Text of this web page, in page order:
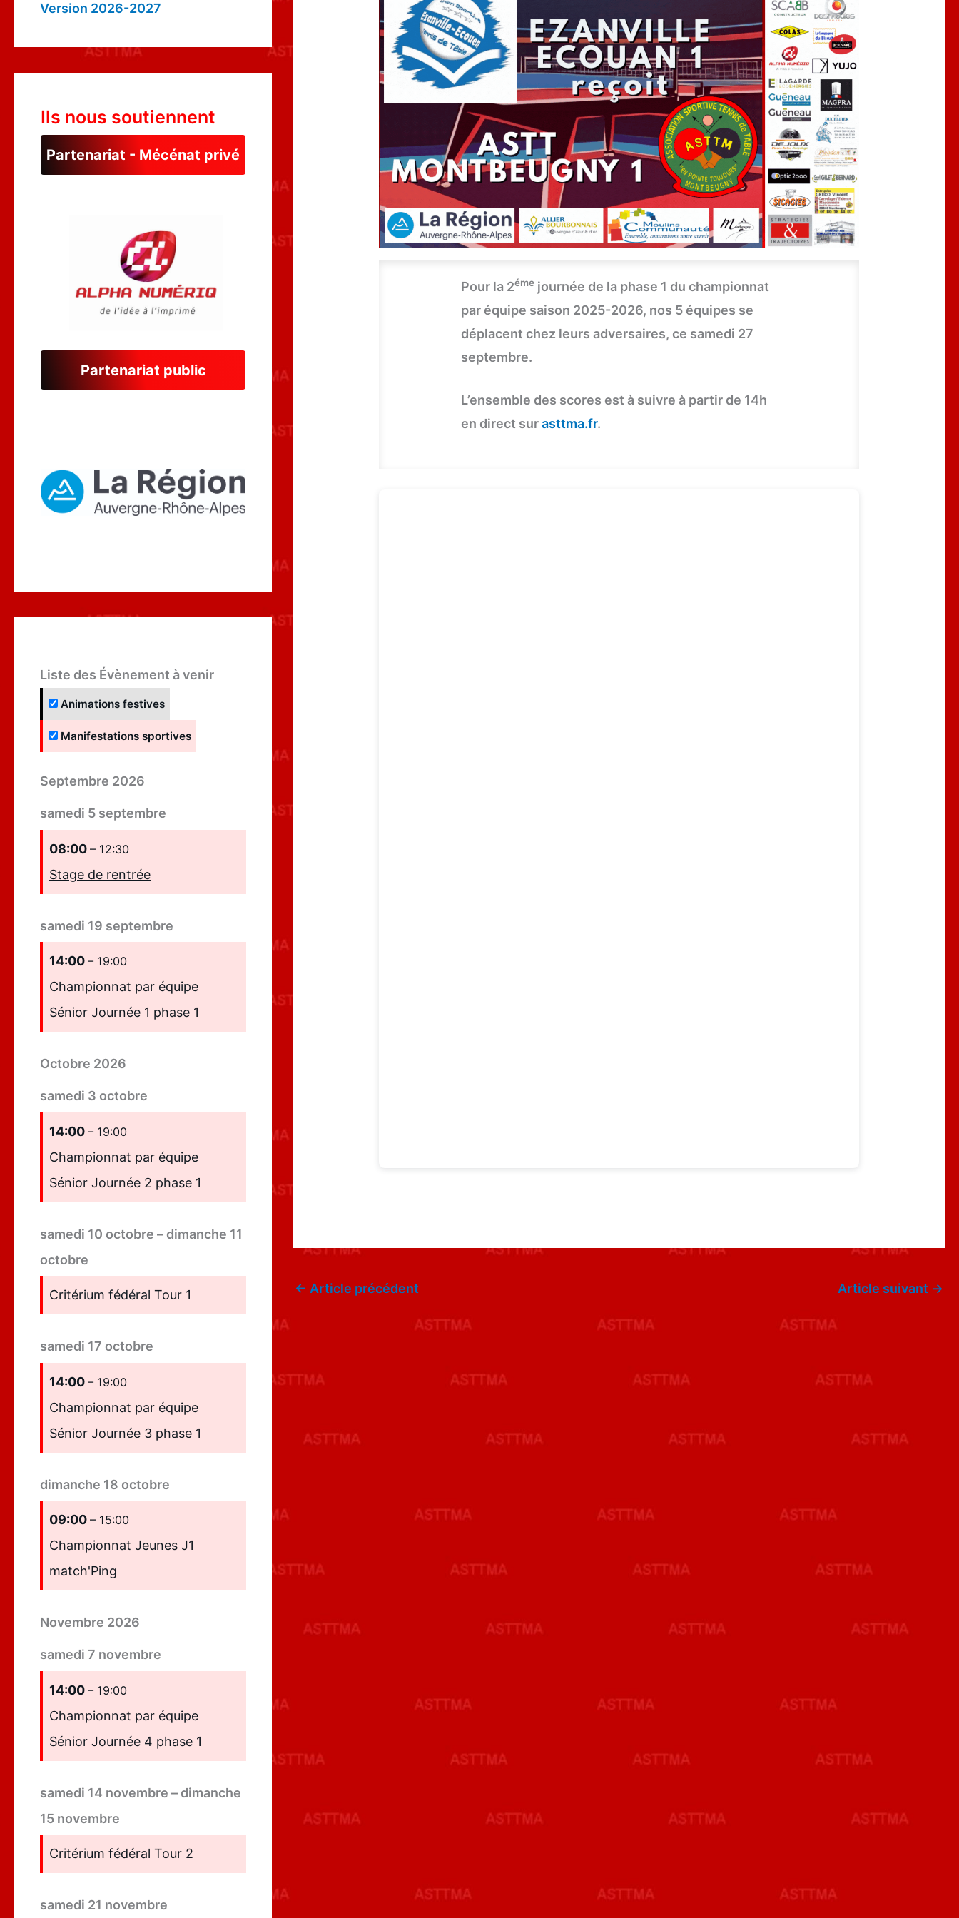
Version 2026-2027
Ils nous soutiennent
Partenariat - Mécénat privé
Partenariat public
Liste des Évènement à venir
Animations festives
Manifestations sportives
Septembre 2026
samedi 5 septembre
08:00 – 12:30
Stage de rentrée
samedi 19 septembre
14:00 – 19:00
Championnat par équipe
Sénior Journée 1 phase 1
Octobre 2026
samedi 3 octobre
14:00 – 19:00
Championnat par équipe
Sénior Journée 2 phase 1
samedi 10 octobre – dimanche 11
octobre
Critérium fédéral Tour 1
samedi 17 octobre
14:00 – 19:00
Championnat par équipe
Sénior Journée 3 phase 1
dimanche 18 octobre
09:00 – 15:00
Championnat Jeunes J1
match'Ping
Novembre 2026
samedi 7 novembre
14:00 – 19:00
Championnat par équipe
Sénior Journée 4 phase 1
samedi 14 novembre – dimanche
15 novembre
Critérium fédéral Tour 2
samedi 21 novembre
Pour la 2éme journée de la phase 1 du championnat
par équipe saison 2025-2026, nos 5 équipes se
déplacent chez leurs adversaires, ce samedi 27
septembre.
L’ensemble des scores est à suivre à partir de 14h
en direct surasttma.fr.
← Article précédent Article suivant →